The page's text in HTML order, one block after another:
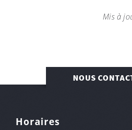
Mis à
NOUS
Horaires